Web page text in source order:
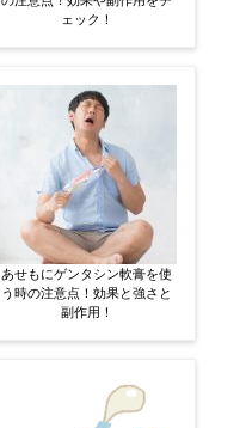
ェック！
あせもにゲンタシン軟膏を使
う時の注意点！効果と強さと
副作用！